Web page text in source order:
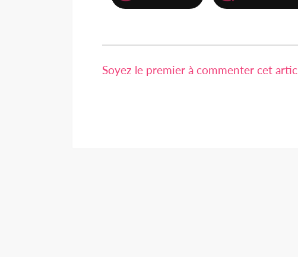
Soyez le premier à commenter cet